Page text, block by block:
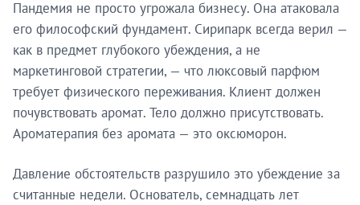
Пандемия не просто угрожала бизнесу. Она атаковала
его философский фундамент. Сирипарк всегда верил —
как в предмет глубокого убеждения, а не
маркетинговой стратегии, — что люксовый парфюм
требует физического переживания. Клиент должен
почувствовать аромат. Тело должно присутствовать.
Ароматерапия без аромата — это оксюморон.
Давление обстоятельств разрушило это убеждение за
считанные недели. Основатель, семнадцать лет